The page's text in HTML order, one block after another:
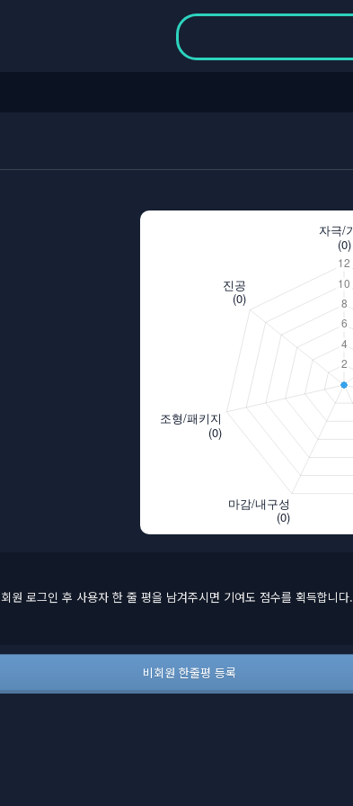
회원 로그인 후 사용자 한 줄 평을 남겨주시면 기여도 점수를 획득합니다.
비회원 한줄평 등록